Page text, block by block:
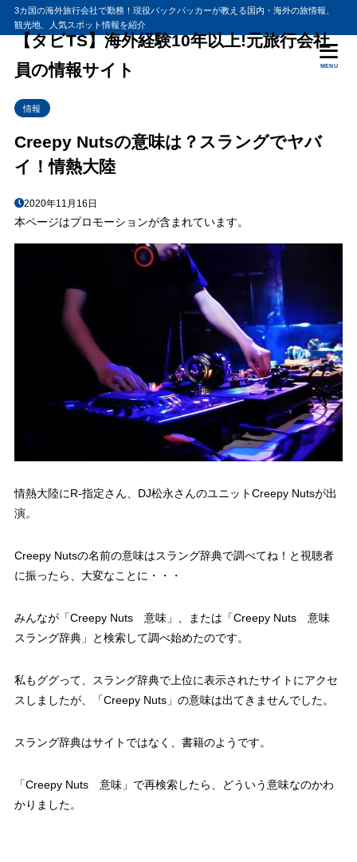
3カ国の海外旅行会社で勤務！現役バックパッカーが教える国内・海外の旅情報、
観光地、人気スポット情報を紹介
【タビTS】海外経験10年以上!元旅行会社
員の情報サイト
MENU
情報
Creepy Nutsの意味は？スラングでヤバ
イ！情熱大陸
2020年11月16日
本ページはプロモーションが含まれています。
情熱大陸にR-指定さん、DJ松永さんのユニットCreepy Nutsが出
演。
Creepy Nutsの名前の意味はスラング辞典で調べてね！と視聴者
に振ったら、大変なことに・・・
みんなが「Creepy Nuts 意味」 、または 「Creepy Nuts 意味
スラング辞典」
と検索して調べ始めたのです。
私もググって、スラング辞典で上位に表示されたサイトにアクセ
スしましたが、
「Creepy Nuts」 の意味は出てきませんでした。
スラング辞典はサイトではなく、書籍のようです。
「Creepy Nuts 意味」で再検索したら、どういう意味なのかわ
かりました。
目次
2 香川照之がクリーピーな人を演じた映画